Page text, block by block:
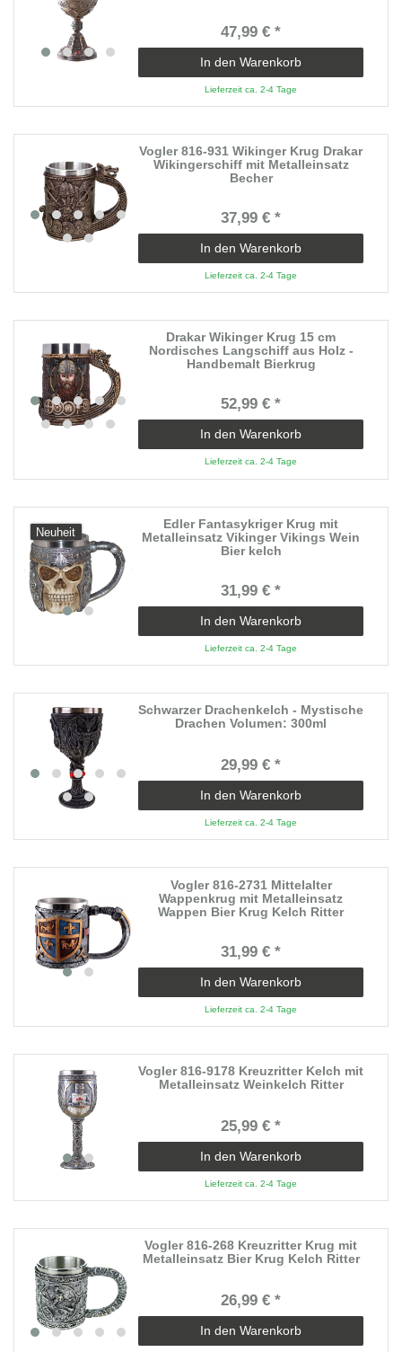
47,99 € *
In den Warenkorb
Lieferzeit ca. 2-4 Tage
Vogler 816-931 Wikinger Krug Drakar
Wikingerschiff mit Metalleinsatz
Becher
37,99 € *
In den Warenkorb
Lieferzeit ca. 2-4 Tage
Drakar Wikinger Krug 15 cm
Nordisches Langschiff aus Holz -
Handbemalt Bierkrug
52,99 € *
In den Warenkorb
Lieferzeit ca. 2-4 Tage
Neuheit
Edler Fantasykriger Krug mit
Metalleinsatz Vikinger Vikings Wein
Bier kelch
31,99 € *
In den Warenkorb
Lieferzeit ca. 2-4 Tage
Schwarzer Drachenkelch - Mystische
Drachen Volumen: 300ml
29,99 € *
In den Warenkorb
Lieferzeit ca. 2-4 Tage
Vogler 816-2731 Mittelalter
Wappenkrug mit Metalleinsatz
Wappen Bier Krug Kelch Ritter
31,99 € *
In den Warenkorb
Lieferzeit ca. 2-4 Tage
Vogler 816-9178 Kreuzritter Kelch mit
Metalleinsatz Weinkelch Ritter
25,99 € *
In den Warenkorb
Lieferzeit ca. 2-4 Tage
Vogler 816-268 Kreuzritter Krug mit
Metalleinsatz Bier Krug Kelch Ritter
26,99 € *
In den Warenkorb